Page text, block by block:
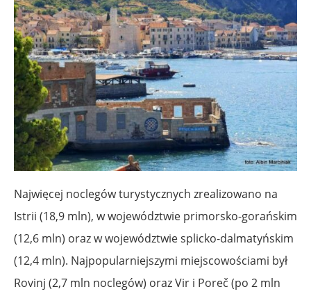
Najwięcej noclegów turystycznych zrealizowano na
Istrii (18,9 mln), w województwie primorsko-gorańskim
(12,6 mln) oraz w województwie splicko-dalmatyńskim
(12,4 mln). Najpopularniejszymi miejscowościami był
Rovinj (2,7 mln noclegów) oraz Vir i Poreč (po 2 mln